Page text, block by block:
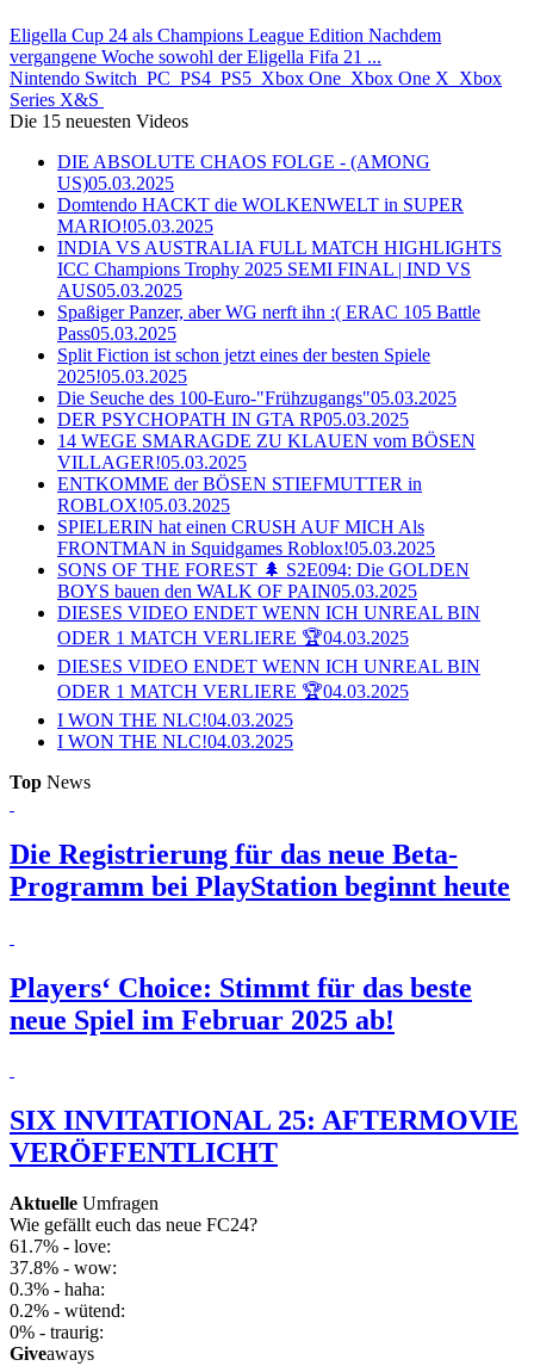
Eligella Cup 24 als Champions League Edition Nachdem
vergangene Woche sowohl der Eligella Fifa 21 ...
Nintendo Switch PC PS4 PS5 Xbox One Xbox One X Xbox
Series X&S
Die 15 neuesten Videos
DIE ABSOLUTE CHAOS FOLGE - (AMONG
US)05.03.2025
Domtendo HACKT die WOLKENWELT in SUPER
MARIO!05.03.2025
INDIA VS AUSTRALIA FULL MATCH HIGHLIGHTS
ICC Champions Trophy 2025 SEMI FINAL | IND VS
AUS05.03.2025
Spaßiger Panzer, aber WG nerft ihn :( ERAC 105 Battle
Pass05.03.2025
Split Fiction ist schon jetzt eines der besten Spiele
2025!05.03.2025
Die Seuche des 100-Euro-"Frühzugangs"05.03.2025
DER PSYCHOPATH IN GTA RP05.03.2025
14 WEGE SMARAGDE ZU KLAUEN vom BÖSEN
VILLAGER!05.03.2025
ENTKOMME der BÖSEN STIEFMUTTER in
ROBLOX!05.03.2025
SPIELERIN hat einen CRUSH AUF MICH Als
FRONTMAN in Squidgames Roblox!05.03.2025
SONS OF THE FOREST 🌲 S2E094: Die GOLDEN
BOYS bauen den WALK OF PAIN05.03.2025
DIESES VIDEO ENDET WENN ICH UNREAL BIN
ODER 1 MATCH VERLIERE 🏆04.03.2025
DIESES VIDEO ENDET WENN ICH UNREAL BIN
ODER 1 MATCH VERLIERE 🏆04.03.2025
I WON THE NLC!04.03.2025
I WON THE NLC!04.03.2025
Top News
Die Registrierung für das neue Beta-
Programm bei PlayStation beginnt heute
Players‘ Choice: Stimmt für das beste
neue Spiel im Februar 2025 ab!
SIX INVITATIONAL 25: AFTERMOVIE
VERÖFFENTLICHT
Aktuelle Umfragen
Wie gefällt euch das neue FC24?
61.7% - love:
37.8% - wow:
0.3% - haha:
0.2% - wütend:
0% - traurig:
Giveaways